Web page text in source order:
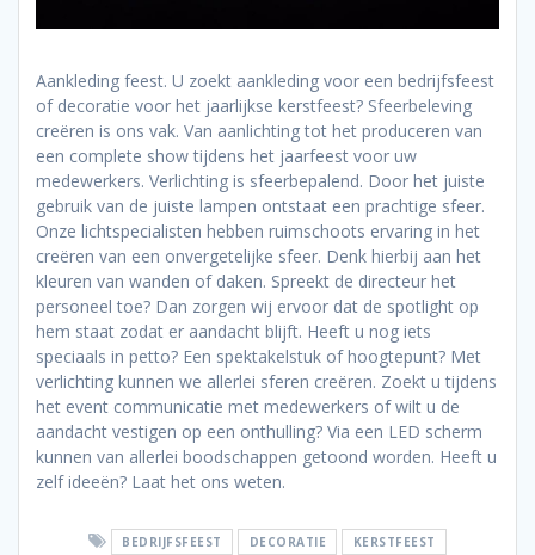
Aankleding feest. U zoekt aankleding voor een bedrijfsfeest
of decoratie voor het jaarlijkse kerstfeest? Sfeerbeleving
creëren is ons vak. Van aanlichting tot het produceren van
een complete show tijdens het jaarfeest voor uw
medewerkers. Verlichting is sfeerbepalend. Door het juiste
gebruik van de juiste lampen ontstaat een prachtige sfeer.
Onze lichtspecialisten hebben ruimschoots ervaring in het
creëren van een onvergetelijke sfeer. Denk hierbij aan het
kleuren van wanden of daken. Spreekt de directeur het
personeel toe? Dan zorgen wij ervoor dat de spotlight op
hem staat zodat er aandacht blijft. Heeft u nog iets
speciaals in petto? Een spektakelstuk of hoogtepunt? Met
verlichting kunnen we allerlei sferen creëren. Zoekt u tijdens
het event communicatie met medewerkers of wilt u de
aandacht vestigen op een onthulling? Via een LED scherm
kunnen van allerlei boodschappen getoond worden. Heeft u
zelf ideeën? Laat het ons weten.
BEDRIJFSFEEST DECORATIE
KERSTFEEST